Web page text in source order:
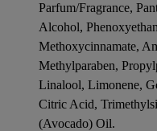
Parfum/Fragrance,
Alcohol,
Methoxycinnamate,
Methylparaben,
Linalool, Limonene,
Citric Acid,
(Avocado) Oil.